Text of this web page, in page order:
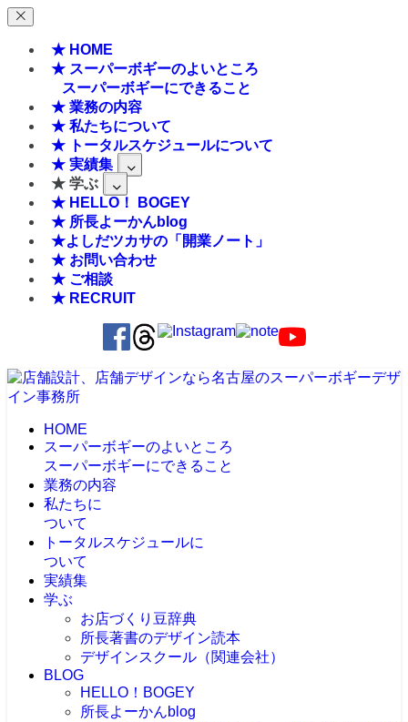
★ HOME
★ スーパーボギーのよいところ
スーパーボギーにできること
★ 業務の内容
★ 私たちについて
★ トータルスケジュールについて
★ 実績集
★ 学ぶ
★ HELLO！ BOGEY
★ 所長よーかんblog
★よしだツカサの「開業ノート」
★ お問い合わせ
★ ご相談
★ RECRUIT
HOME
スーパーボギーのよいところ
スーパーボギーにできること
業務の内容
私たちに
ついて
トータルスケジュールに
ついて
実績集
学ぶ
お店づくり豆辞典
所長著書のデザイン読本
デザインスクール（関連会社）
BLOG
HELLO！BOGEY
所長よーかんblog